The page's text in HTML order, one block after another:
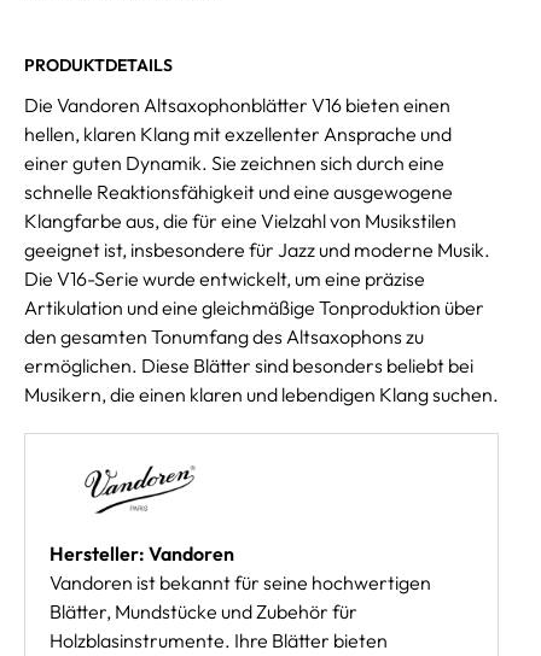
PRODUKTDETAILS
Die Vandoren Altsaxophonblätter V16 bieten einen
hellen, klaren Klang mit exzellenter Ansprache und
einer guten Dynamik. Sie zeichnen sich durch eine
schnelle Reaktionsfähigkeit und eine ausgewogene
Klangfarbe aus, die für eine Vielzahl von Musikstilen
geeignet ist, insbesondere für Jazz und moderne Musik.
Die V16-Serie wurde entwickelt, um eine präzise
Artikulation und eine gleichmäßige Tonproduktion über
den gesamten Tonumfang des Altsaxophons zu
ermöglichen. Diese Blätter sind besonders beliebt bei
Musikern, die einen klaren und lebendigen Klang suchen.
Hersteller: Vandoren
Vandoren ist bekannt für seine hochwertigen
Blätter, Mundstücke und Zubehör für
Holzblasinstrumente. Ihre Blätter bieten